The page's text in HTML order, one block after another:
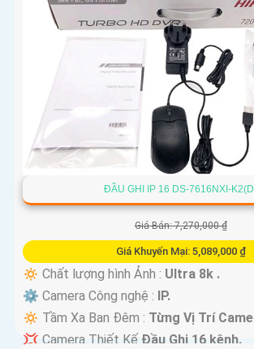
ĐẦU GHI IP 16 DS-7616NXI-
Giá Bán: 7,270,000 ₫
Giá Khuyến Mại: 5,089,000 ₫
🔅 Chất lượng hình Ảnh : Ultra 8k .
⚙ Camera Công nghệ :
IP.
🔅 Tầm Xa Ban Đêm : Từng Vị Trí
💢 Camera Thiết Kế Đầu Ghi 16 kênh.